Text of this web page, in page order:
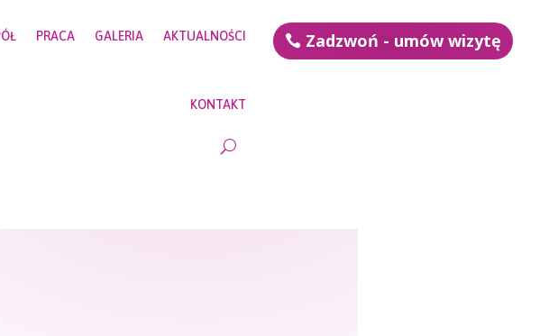
PRACA GALERIA AKTUALNOŚCI
KONTAKT
Zadzwoń - umów wizytę